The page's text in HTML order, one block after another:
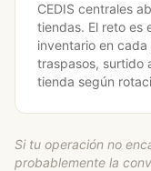
CEDIS centrales
tiendas. El reto es
inventario en
traspasos, surtido
tienda según
Si tu operación no
probablemente la